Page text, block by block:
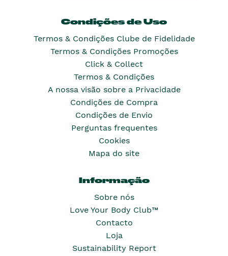
Condições de Uso
Termos & Condições Clube de Fidelidade
Termos & Condições Promoções
Click & Collect
Termos & Condições
A nossa visão sobre a Privacidade
Condições de Compra
Condições de Envio
Perguntas frequentes
Cookies
Mapa do site
Informação
Sobre nós
Love Your Body Club™
Contacto
Loja
Sustainability Report